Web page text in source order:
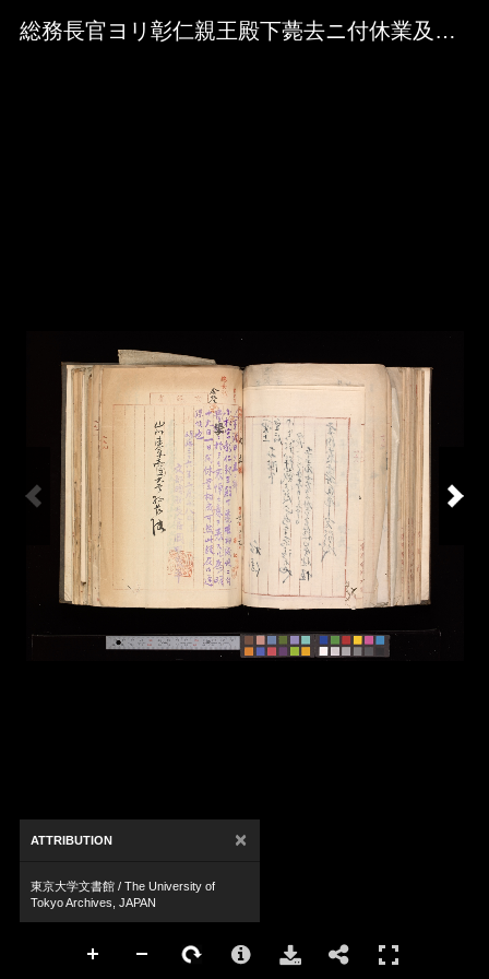
Media Viewer 総務長官ヨリ彰仁親王殿下薨去ニ付休業及休暇ノ通知 二件
ATTRIBUTION ×
東京大学文書館 / The University of
Tokyo Archives, JAPAN